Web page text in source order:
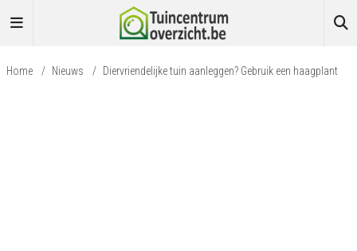
Home / Nieuws / Diervriendelijke tuin aanleggen? Gebruik een haagplant